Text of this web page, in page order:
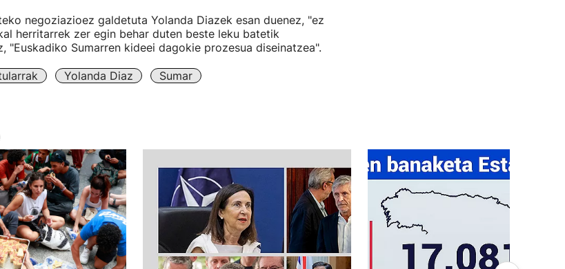
negoziazioez galdetuta Yolanda Diazek esan duenez, "ez
herritarrek zer egin behar duten beste leku batetik
"Euskadiko Sumarren kideei dagokie prozesua diseinatzea".
Yolanda Diaz Sumar